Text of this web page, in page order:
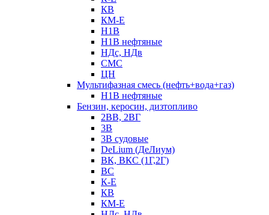
КВ
КМ-Е
Н1В
Н1В нефтяные
НДс, НДв
СМС
ЦН
Мультифазная смесь (нефть+вода+газ)
Н1В нефтяные
Бензин, керосин, дизтопливо
2ВВ, 2ВГ
3В
3В судовые
DeLium (ДеЛиум)
ВК, ВКС (1Г,2Г)
ВС
К-Е
КВ
КМ-Е